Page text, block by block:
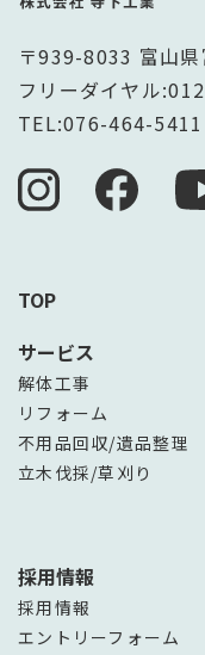
〒939-8033 富山
フリーダイヤル:
TEL:076-464-5411
TOP
サービス
解体工事
リフォーム
不用品回収/遺品整理
立木伐採/草刈り
採用情報
採用情報
エントリーフォーム